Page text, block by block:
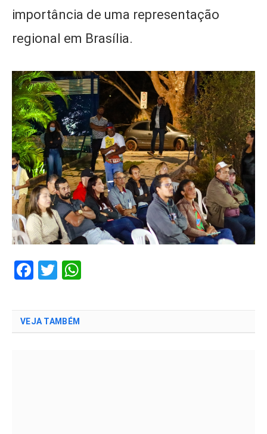
importância de uma representação
regional em Brasília.
Facebook
Twitter
VEJA TAMBÉM